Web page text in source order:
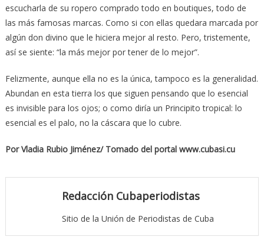
escucharla de su ropero comprado todo en boutiques, todo de
las más famosas marcas. Como si con ellas quedara marcada por
algún don divino que le hiciera mejor al resto. Pero, tristemente,
así se siente: “la más mejor por tener de lo mejor”.
Felizmente, aunque ella no es la única, tampoco es la generalidad.
Abundan en esta tierra los que siguen pensando que lo esencial
es invisible para los ojos; o como diría un Principito tropical: lo
esencial es el palo, no la cáscara que lo cubre.
Por Vladia Rubio Jiménez/ Tomado del portal www.cubasi.cu
Redacción Cubaperiodistas
Sitio de la Unión de Periodistas de Cuba